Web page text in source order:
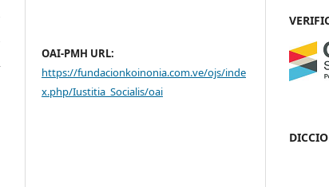
OAI-PMH URL:
https://fundacionkoinonia.com.ve/ojs/inde
x.php/Iustitia_Socialis/oai